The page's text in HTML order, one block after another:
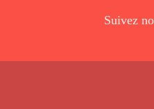
Suivez